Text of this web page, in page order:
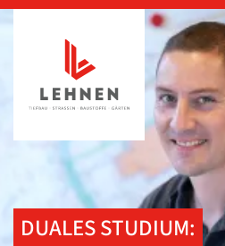
DUALES STUDIUM: